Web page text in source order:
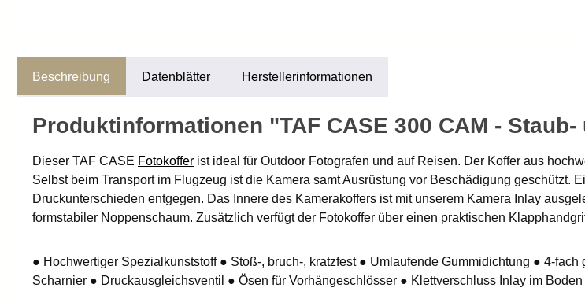
Beschreibung Datenblätter Herstellerinformationen
Produktinformationen "TAF CASE 300 CAM -
Dieser TAF CASE Fotokoffer ist ideal für Outdoor Fotografen und auf Reisen. Der Koffer aus
Selbst beim Transport im Flugzeug ist die Kamera samt Ausrüstung vor Beschädigung geschützt.
Druckunterschieden entgegen. Das Innere des Kamerakoffers ist mit unserem Kamera Inlay
formstabiler Noppenschaum. Zusätzlich verfügt der Fotokoffer über einen praktischen
● Hochwertiger Spezialkunststoff ● Stoß-, bruch-, kratzfest ● Umlaufende Gummidichtung ● 4-
Scharnier ● Druckausgleichsventil ● Ösen für Vorhängeschlösser ● Klettverschluss Inlay im